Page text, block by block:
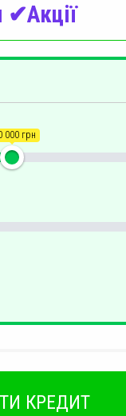
000 грн
КРЕДИТ